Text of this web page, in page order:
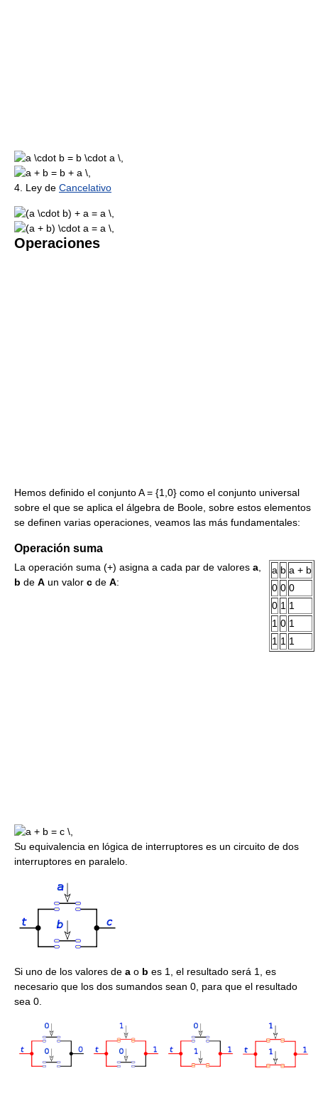
4. Ley de Cancelativo
Operaciones
Hemos definido el conjunto A = {1,0} como el conjunto universal
sobre el que se aplica el álgebra de Boole, sobre estos elementos
se definen varias operaciones, veamos las más fundamentales:
Operación suma
a b a + b
0 0 0
0 1 1
1 0 1
1 1 1
La operación suma (+) asigna a cada par de valores a
b de A un valor c de A:
Su equivalencia en lógica de interruptores es un circuito de dos
interruptores en paralelo.
Si uno de los valores de a o b es 1, el resultado será 1, es
necesario que los dos sumandos sean 0, para que el resultado
sea 0.